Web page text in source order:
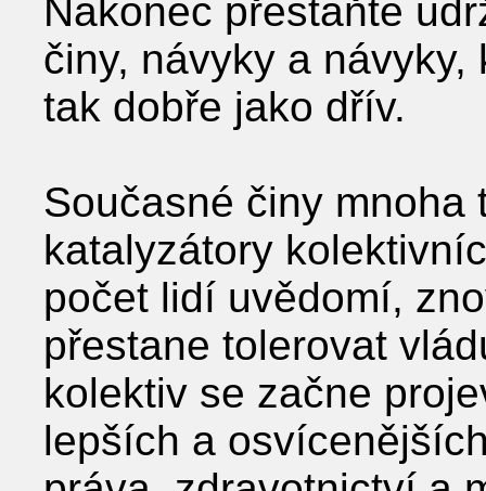
Nakonec přestaňte
činy, návyky a
tak dobře jako dřív.
Současné činy
katalyzátory
počet lidí uvědomí,
přestane tolerovat
kolektiv se začne
lepších a